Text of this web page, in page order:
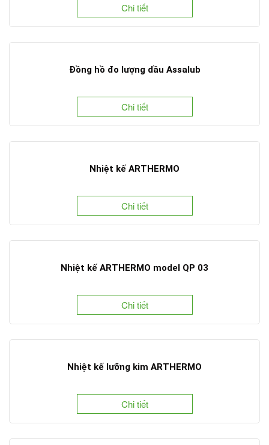
Chi tiết
Đồng hồ đo lượng dầu Assalub
Chi tiết
Nhiệt kế ARTHERMO
Chi tiết
Nhiệt kế ARTHERMO model QP 03
Chi tiết
Nhiệt kế lưỡng kim ARTHERMO
Chi tiết